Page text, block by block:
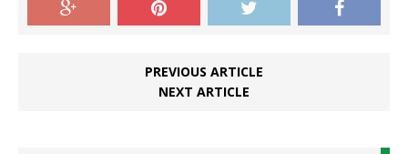
PREVIOUS ARTICLE
NEXT ARTICLE